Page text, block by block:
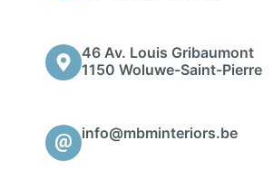
46 Av. Louis Gribaumont
1150 Woluwe-Saint-Pierre
info@mbminteriors.be